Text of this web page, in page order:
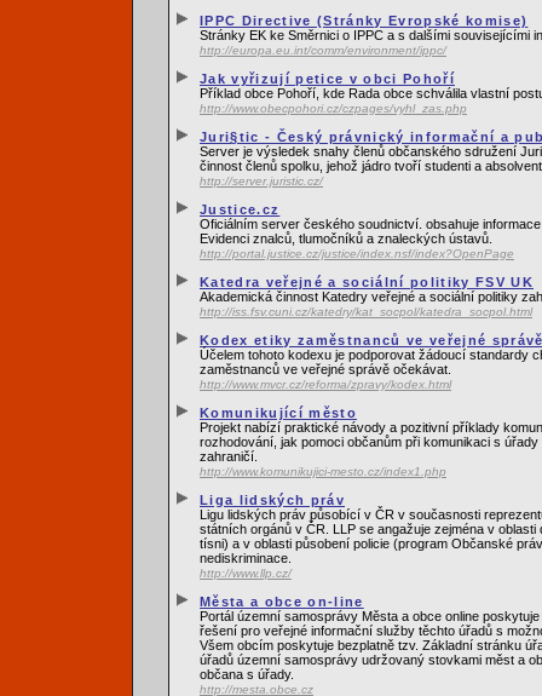
IPPC Directive (Stránky Evropské komise)
Stránky EK ke Směrnici o IPPC a s dalšími souvisejícími
http://europa.eu.int/comm/environment/ippc/
Jak vyřizují petice v obci Pohoří
Příklad obce Pohoří, kde Rada obce schválila vlastní
http://www.obecpohori.cz/czpages/vyhl_zas.php
Juri§tic - Český právnický informační a
Server je výsledek snahy členů občanského sdružení
činnost členů spolku, jehož jádro tvoří studenti a
http://server.juristic.cz/
Justice.cz
Oficiálním server českého soudnictví. obsahuje
Evidenci znalců, tlumočníků a znaleckých ústavů.
http://portal.justice.cz/justice/index.nsf/index?OpenPage
Katedra veřejné a sociální politiky FSV UK
Akademická činnost Katedry veřejné a sociální politiky
http://iss.fsv.cuni.cz/katedry/kat_socpol/katedra_socpol.html
Kodex etiky zaměstnanců ve veřejné
Účelem tohoto kodexu je podporovat žádoucí standardy
zaměstnanců ve veřejné správě očekávat.
http://www.mvcr.cz/reforma/zpravy/kodex.html
Komunikující město
Projekt nabízí praktické návody a pozitivní příklady
rozhodování, jak pomoci občanům při komunikaci s
zahraničí.
http://www.komunikujici-mesto.cz/index1.php
Liga lidských práv
Ligu lidských práv působící v ČR v současnosti
státních orgánů v ČR. LLP se angažuje zejména v
tísni) a v oblasti působení policie (program Občanské
nediskriminace.
http://www.llp.cz/
Města a obce on-line
Portál územní samosprávy Města a obce online
řešení pro veřejné informační služby těchto úřadů s
Všem obcím poskytuje bezplatně tzv. Základní stránku
úřadů územní samosprávy udržovaný stovkami měst a
občana s úřady.
http://mesta.obce.cz